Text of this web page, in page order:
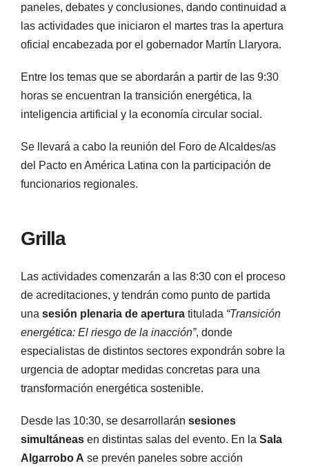
paneles, debates y conclusiones, dando continuidad a
las actividades que iniciaron el martes tras la apertura
oficial encabezada por el gobernador Martín Llaryora.
Entre los temas que se abordarán a partir de las 9:30
horas se encuentran la transición energética, la
inteligencia artificial y la economía circular social.
Se llevará a cabo la reunión del Foro de Alcaldes/as
del Pacto en América Latina con la participación de
funcionarios regionales.
Grilla
Las actividades comenzarán a las 8:30 con el proceso
de acreditaciones, y tendrán como punto de partida
una sesión plenaria de apertura titulada “Transición
energética: El riesgo de la inacción”, donde
especialistas de distintos sectores expondrán sobre la
urgencia de adoptar medidas concretas para una
transformación energética sostenible.
Desde las 10:30, se desarrollarán sesiones
simultáneas en distintas salas del evento. En la Sala
Algarrobo A se prevén paneles sobre acción